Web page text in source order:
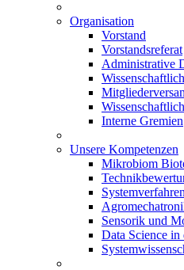
Organisation
Vorstand
Vorstandsreferat
Administrative
Interne Gremien
Unsere Kompetenzen
Mikrobiom
Sensorik und
Data Science